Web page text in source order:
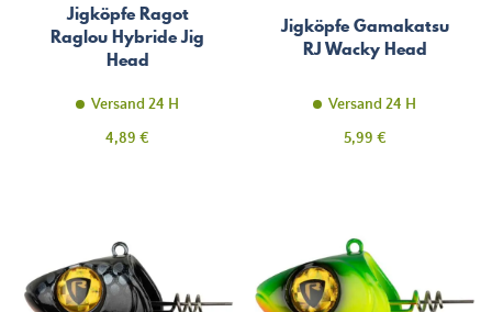
Jigköpfe Ragot
Raglou Hybride Jig
Head
Versand 24 H
Preis
4,89 €
Jigköpfe Gamakatsu
RJ Wacky Head
Versand 24 H
Preis
5,99 €